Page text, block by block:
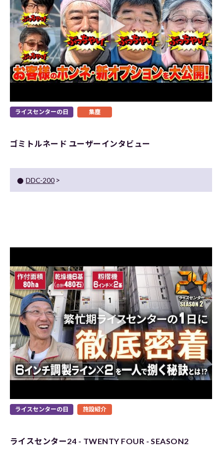
ライスセンターの日 集塵
ゴミトルネード ユーザーインタビュー
DDC-200
ライスセンターの日 施設紹介
ライスセンター24 - TWENTY FOUR - SEASON2